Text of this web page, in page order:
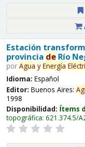
Estación
provincia deRío
por Agua y Energía
Idioma: Español
Editor: Buenos Aires:
1998
Disponibilidad: Ítems
topográfica: 621.374.5/